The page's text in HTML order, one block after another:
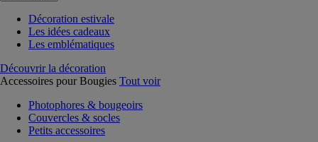
Décoration estivale
Les idées cadeaux
Les emblématiques
Découvrir la décoration
Accessoires pour Bougies Tout voir
Photophores & bougeoirs
Couvercles & socles
Petits accessoires